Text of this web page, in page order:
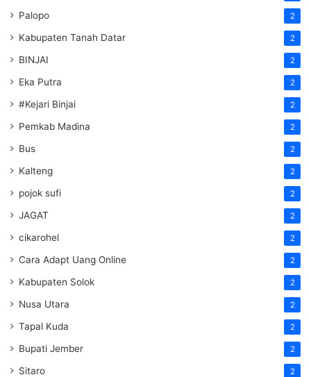
Palopo 2
Kabupaten Tanah Datar 2
BINJAI 2
Eka Putra 2
#Kejari Binjai 2
Pemkab Madina 2
Bus 2
Kalteng 2
pojok sufi 2
JAGAT 2
cikarohel 2
Cara Adapt Uang Online 2
Kabupaten Solok 2
Nusa Utara 2
Tapal Kuda 2
Bupati Jember 2
Sitaro 2